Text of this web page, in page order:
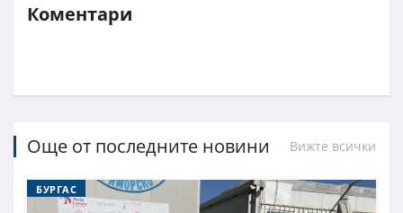
Коментари
Още от последните новини Вижте всички
БУРГАС